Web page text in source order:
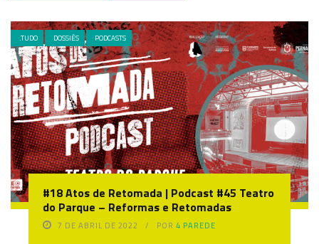
.TUDO DOSSIÊS PODCASTS
#18 Atos de Retomada | Podcast #45 Teatro
do Parque – Reformas e Retomadas
7 DE ABRIL DE 2022 POR4 PAREDE